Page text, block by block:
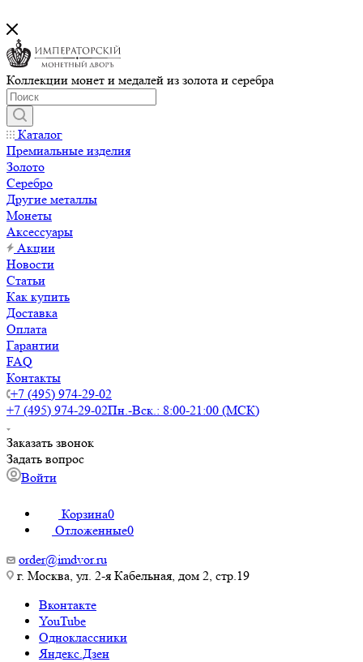
Коллекции монет и медалей из золота и серебра
Каталог
Премиальные изделия
Золото
Серебро
Другие металлы
Монеты
Аксессуары
Акции
Новости
Статьи
Как купить
Доставка
Оплата
Гарантии
FAQ
Контакты
+7 (495) 974-29-02
+7 (495) 974-29-02Пн.-Вск.: 8:00-21:00 (МСК)
Заказать звонок
Задать вопрос
Войти
Корзина0
Отложенные0
order@imdvor.ru
г. Москва, ул. 2-я Кабельная, дом 2, стр.19
Вконтакте
YouTube
Одноклассники
Яндекс.Дзен